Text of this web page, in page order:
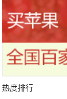
热度排行